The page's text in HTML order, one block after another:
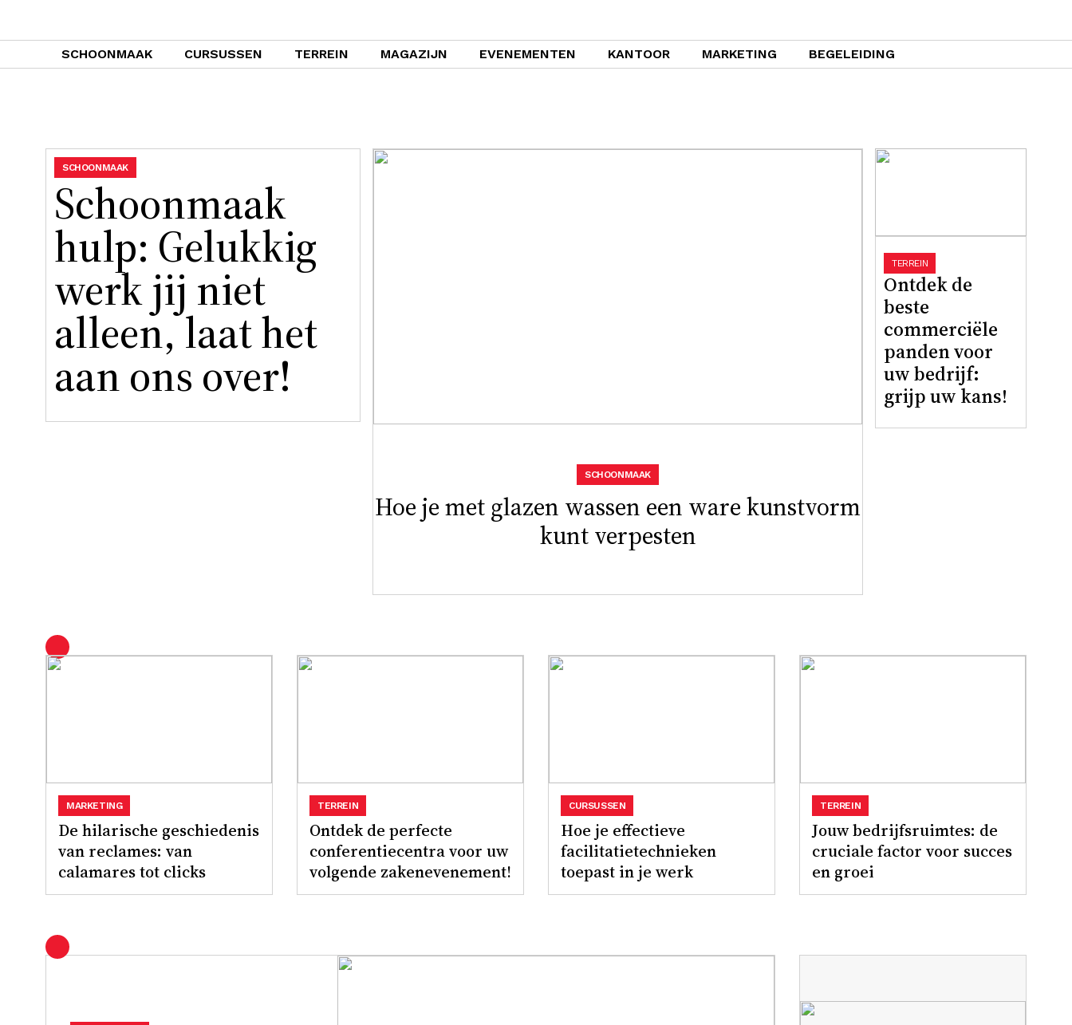
SCHOONMAAK CURSUSSEN TERREIN MAGAZIJN EVENEMENTEN KANTOOR MARKETING BEGELEIDING
Schoonmaak
hulp: Gelukkig
werk jij niet
alleen, laat het
aan ons over!
SCHOONMAAK
Hoe je met glazen wassen een ware kunstvorm
kunt verpesten
SCHOONMAAK
Ontdek de
beste
commerciële
panden voor
uw bedrijf:
grijp uw kans!
TERREIN
De hilarische geschiedenis
van reclames: van
calamares tot clicks
MARKETING
Ontdek de perfecte
conferentiecentra voor uw
volgende zakenevenement!
TERREIN
Hoe je effectieve
facilitatietechnieken
toepast in je werk
CURSUSSEN
Jouw bedrijfsruimtes: de
cruciale factor voor succes
en groei
TERREIN